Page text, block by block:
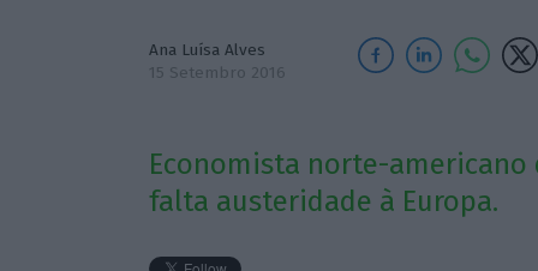
Ana Luísa Alves
15 Setembro 2016
Economista norte-americano
falta austeridade à Europa.